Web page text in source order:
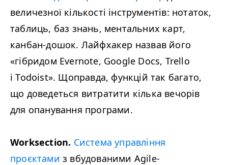
величезної кількості інструментів: нотаток,
таблиць, баз знань, ментальних карт,
канбан-дошок. Лайфхакер назвав його
«гібридом Evernote, Google Docs, Trello
і Todoist». Щоправда, функцій так багато,
що доведеться витратити кілька вечорів
для опанування програми.
Worksection. Система управління
проєктами з вбудованими Agile-